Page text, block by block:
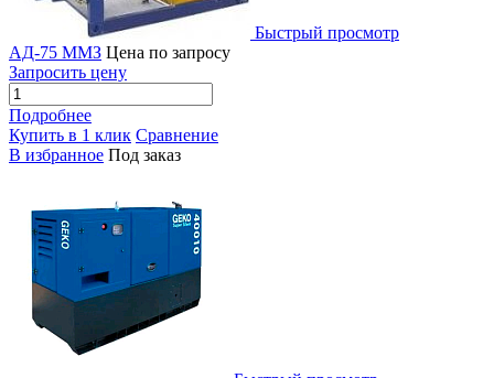
Быстрый просмотр
АД-75 ММЗ Цена по запросу
Запросить цену
Подробнее
Купить в 1 клик Сравнение
В избранное Под заказ